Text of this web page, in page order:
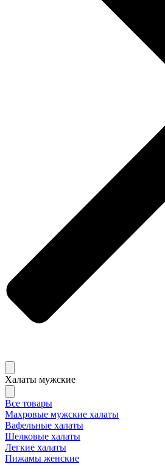
Халаты мужские
Все товары
Махровые мужские халаты
Вафельные халаты
Шелковые халаты
Легкие халаты
Пижамы женские